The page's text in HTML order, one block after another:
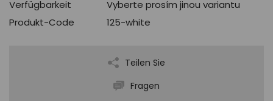
Verfügbarkeit
Vyberte prosím jinou variantu
Produkt-Code
125-white
Teilen Sie
Fragen